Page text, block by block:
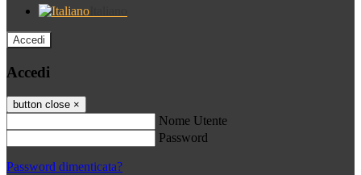
Accedi
Accedi
button close ×
Nome Utente
Password
Password dimenticata?